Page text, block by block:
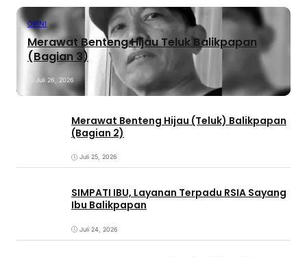
OPINI
Merawat Benteng Hijau Teluk Balikpapan
(Bagian 3)
Juli 26, 2026
Merawat Benteng Hijau (Teluk) Balikpapan
(Bagian 2)
Juli 25, 2026
SIMPATI IBU, Layanan Terpadu RSIA Sayang
Ibu Balikpapan
Juli 24, 2026